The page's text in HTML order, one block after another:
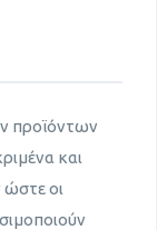
προϊόντων
και
οι